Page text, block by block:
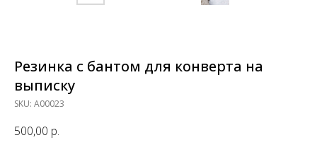
Резинка с бантом для конверта на
выписку
SKU: А00023
500,00 р.